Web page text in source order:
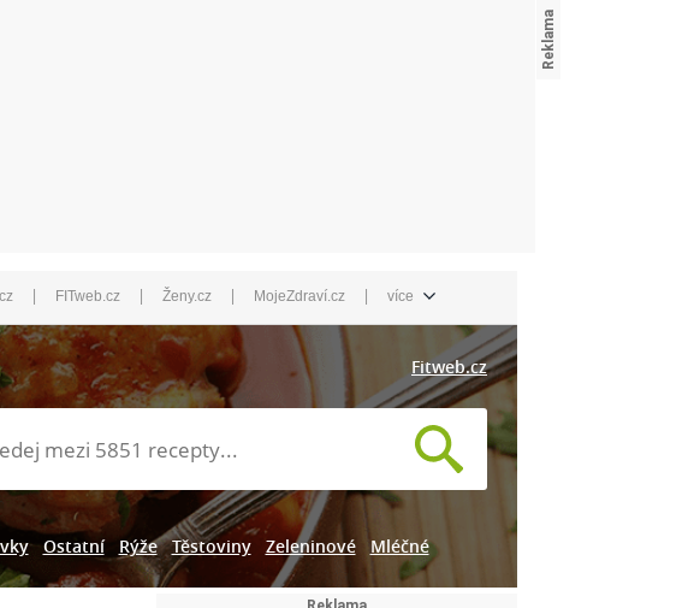
| FITweb.cz | Ženy.cz | MojeZdraví.cz | více
Fitweb.cz
Ostatní Rýže Těstoviny Zeleninové Mléčné